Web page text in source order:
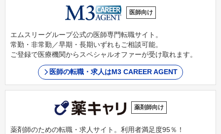
医師向け
エムスリーグループ公式の医師専門転職サイト。
常勤・非常勤／早期・長期いずれもご相談可能。
ご登録で医療機関からスペシャルオファーが受け取れます。
医師の転職・求人はM3 CAREER AGENT
薬剤師向け
薬剤師のための転職・求人サイト。利用者満足度95％！